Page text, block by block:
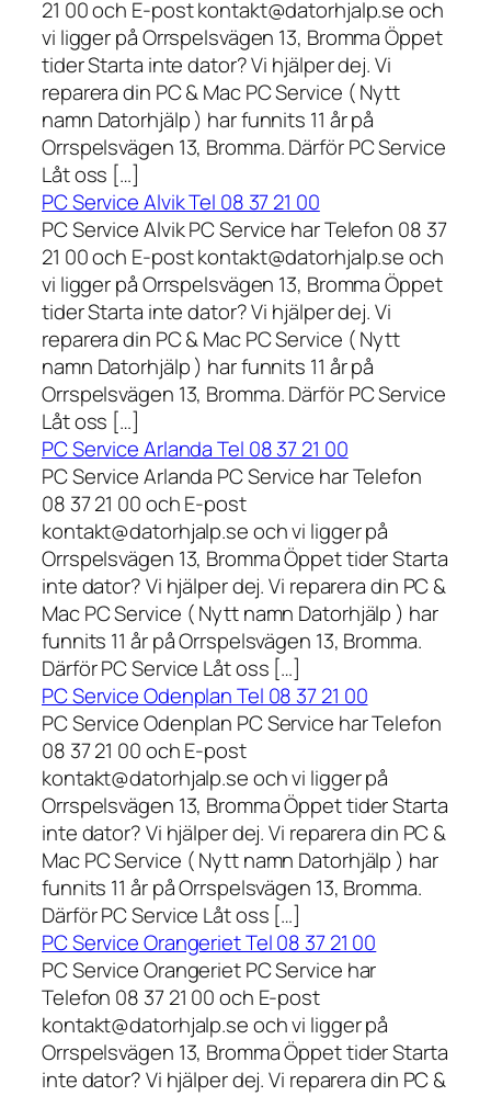
21 00 och E-post kontakt@datorhjalp.se och
vi ligger på Orrspelsvägen 13, Bromma Öppet
tider Starta inte dator? Vi hjälper dej. Vi
reparera din PC & Mac PC Service ( Nytt
namn Datorhjälp ) har funnits 11 år på
Orrspelsvägen 13, Bromma. Därför PC Service
Låt oss […]
PC Service Alvik Tel 08 37 21 00
PC Service Alvik PC Service har Telefon 08 37
21 00 och E-post kontakt@datorhjalp.se och
vi ligger på Orrspelsvägen 13, Bromma Öppet
tider Starta inte dator? Vi hjälper dej. Vi
reparera din PC & Mac PC Service ( Nytt
namn Datorhjälp ) har funnits 11 år på
Orrspelsvägen 13, Bromma. Därför PC Service
Låt oss […]
PC Service Arlanda Tel 08 37 21 00
PC Service Arlanda PC Service har Telefon
08 37 21 00 och E-post
kontakt@datorhjalp.se och vi ligger på
Orrspelsvägen 13, Bromma Öppet tider Starta
inte dator? Vi hjälper dej. Vi reparera din PC &
Mac PC Service ( Nytt namn Datorhjälp ) har
funnits 11 år på Orrspelsvägen 13, Bromma.
Därför PC Service Låt oss […]
PC Service Odenplan Tel 08 37 21 00
PC Service Odenplan PC Service har Telefon
08 37 21 00 och E-post
kontakt@datorhjalp.se och vi ligger på
Orrspelsvägen 13, Bromma Öppet tider Starta
inte dator? Vi hjälper dej. Vi reparera din PC &
Mac PC Service ( Nytt namn Datorhjälp ) har
funnits 11 år på Orrspelsvägen 13, Bromma.
Därför PC Service Låt oss […]
PC Service Orangeriet Tel 08 37 21 00
PC Service Orangeriet PC Service har
Telefon 08 37 21 00 och E-post
kontakt@datorhjalp.se och vi ligger på
Orrspelsvägen 13, Bromma Öppet tider Starta
inte dator? Vi hjälper dej. Vi reparera din PC &